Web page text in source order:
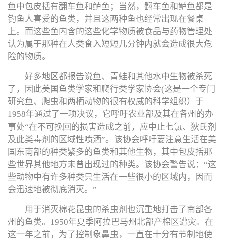
鱼中包皮括有翻车鱼和鲈鱼；当然，翻车鱼和鲈鱼都是
钓鱼人喜爱的鱼类，并且这两种鱼也经常出现在餐桌
上。而这些鱼内含的这些化学物质被食品与药物管理处
认为属于那种在人类食入短短几分钟内就会造成很大危
险的物质。
好多地区都报告说鱼、青蛙和其他水中生物被杀死
了，因此美国鱼类学家和爬行类学家协会(这是一个专门
研究鱼、爬虫和两栖动物的很有权威的科学组织）于
1958年通过了一项决议，它呼吁农业部及其在各州的办
事处“在不可挽回的损害造成之前，应中止七氯、狄氏剂
及此类毒剂的区域性喷洒”。该协会呼吁要注意生活在美
国东南部的种类繁多的鱼类和其他生物，其中包皮括那
些世界其他地方未曾出现过的种类。该协会警告说：“这
些动物中有许多种类只生活在一些很小的区域内，因而
会迅速地被彻底消灭。”
用于消灭棉花昆虫的杀虫剂也沉重地打击了南部各
州的鱼类。1950年夏季阿拉巴马州北部产棉区遭灾。在
这一年之前，为了控制象鼻虫，一直在十分有节制地使